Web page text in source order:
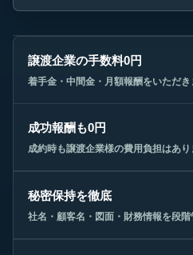
譲渡企業の手数料0円
着手金・中間金・月額報酬をいただき
成功報酬も0円
成約時も譲渡企業様の費用負担はあり
秘密保持を徹底
社名・顧客名・図面・財務情報を段階